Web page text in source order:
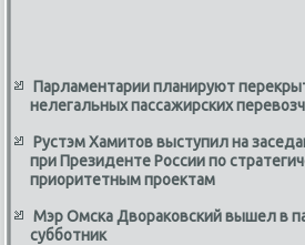
Парламентарии планируют
нелегальных пассажирских
Рустэм Хамитов выступил на
при Президенте России по
приоритетным проектам
Мэр Омска Двораковский вышел в
субботник